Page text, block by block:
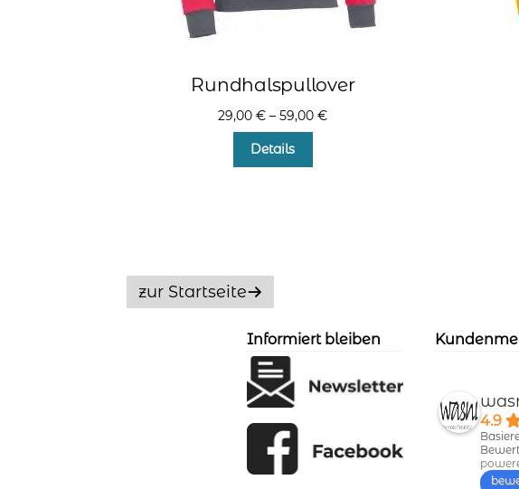
Rundhalspullover
29,00€ –59,00€
Details
der
Produktseite
werden
zur Startseite
Informiert bleiben
4.9